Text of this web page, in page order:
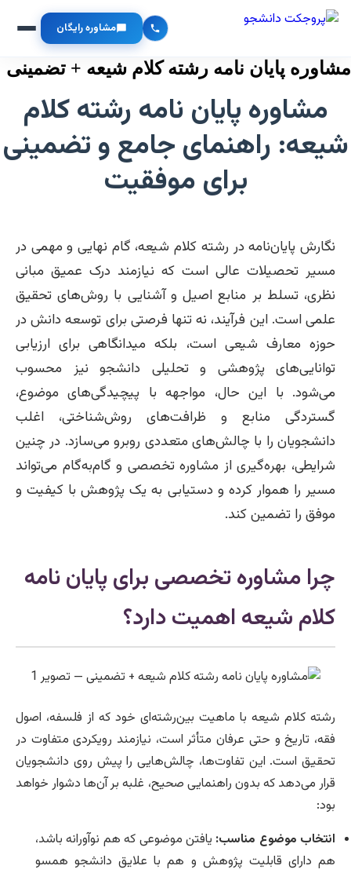
مشاوره رایگان
مشاوره پایان نامه رشته کلام شیعه + تضمینی
مشاوره پایان نامه رشته کلام
شیعه: راهنمای جامع و تضمینی
برای موفقیت
نگارش پایان‌نامه در رشته کلام شیعه، گام نهایی و مهمی در
مسیر تحصیلات عالی است که نیازمند درک عمیق مبانی
نظری، تسلط بر منابع اصیل و آشنایی با روش‌های تحقیق
علمی است. این فرآیند، نه تنها فرصتی برای توسعه دانش در
حوزه معارف شیعی است، بلکه میدانگاهی برای ارزیابی
توانایی‌های پژوهشی و تحلیلی دانشجو نیز محسوب
می‌شود. با این حال، مواجهه با پیچیدگی‌های موضوع،
گستردگی منابع و ظرافت‌های روش‌شناختی، اغلب
دانشجویان را با چالش‌های متعددی روبرو می‌سازد. در چنین
شرایطی، بهره‌گیری از مشاوره تخصصی و گام‌به‌گام می‌تواند
مسیر را هموار کرده و دستیابی به یک پژوهش با کیفیت و
موفق را تضمین کند.
چرا مشاوره تخصصی برای پایان نامه
کلام شیعه اهمیت دارد؟
رشته کلام شیعه با ماهیت بین‌رشته‌ای خود که از فلسفه، اصول
فقه، تاریخ و حتی عرفان متأثر است، نیازمند رویکردی متفاوت در
تحقیق است. این تفاوت‌ها، چالش‌هایی را پیش روی دانشجویان
قرار می‌دهد که بدون راهنمایی صحیح، غلبه بر آن‌ها دشوار خواهد
بود:
انتخاب موضوع مناسب: یافتن موضوعی که هم نوآورانه باشد،
هم دارای قابلیت پژوهش و هم با علایق دانشجو همسو